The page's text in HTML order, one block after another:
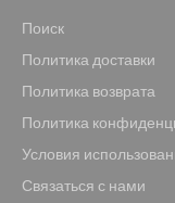
Поиск
Политика доставки
Политика возврата
Политика
Условия
Связаться с нами